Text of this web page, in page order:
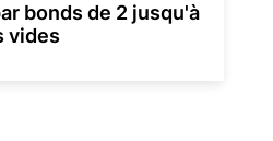
bonds de 2 jusqu'à
vides